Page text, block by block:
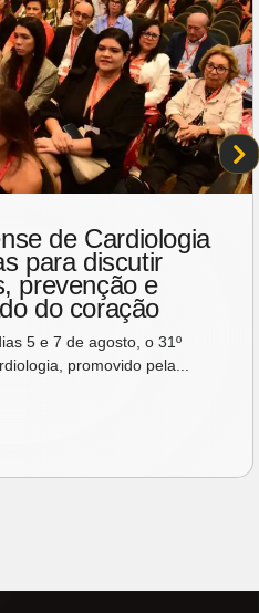
promove
celebrar o Dia
especial para
9 de agosto, das 12h...